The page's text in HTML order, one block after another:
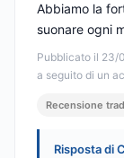
Pubblicato il 23/
a seguito di un
Abbiamo la
suonare ogni
Recensione
Risposta di